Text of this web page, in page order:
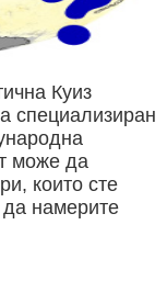
Куиз
специализиран
може да
които сте
да намерите